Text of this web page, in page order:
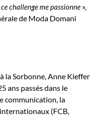
challenge me passionne »,
de Moda Domani
la Sorbonne, Anne Kieffer
ans passés dans le
communication, la
(FCB,